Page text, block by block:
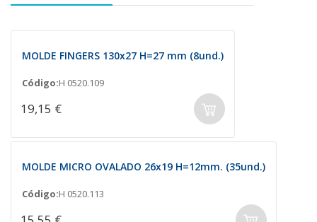
MOLDE FINGERS 130x27 H=27 mm (8und.)
Código:H 0520.109
19,15 €
MOLDE MICRO OVALADO 26x19 H=12mm. (35und.)
Código:H 0520.113